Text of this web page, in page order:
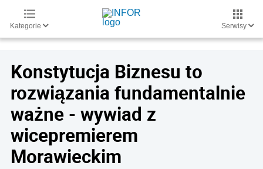
Kategorie Serwisy
Konstytucja Biznesu to
rozwiązania fundamentalnie
ważne - wywiad z
wicepremierem
Morawieckim